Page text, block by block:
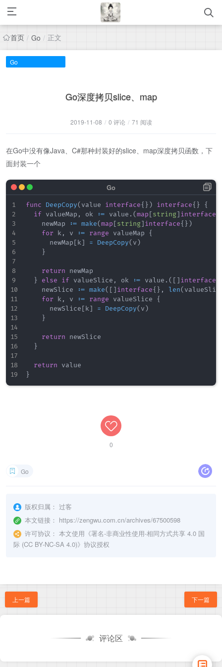
首页 / Go / 正文
Go
Go深度拷贝slice、map
2019-11-08 / 0 评论 / 71 阅读
在Go中没有像Java、C#那种封装好的slice、map深度拷贝函数，下
面封装一个
func DeepCopy( value interface{ } ) interface{ }
{
if valueMap , ok := value . (map [string] interface
		newMap
:= make(map [string] interface{ } )
for k, v := range valueMap {
			newMap
[ k] = DeepCopy( v )
}
return newMap
}
else if valueSlice , ok := value . ( [ ] interface
		newSlice
:= make( [ ] interface{ } , len(
for k, v := range valueSlice {
			newSlice
[ k] = DeepCopy( v )
}
return newSlice
}
return
}
0
Go
版权归属： 过客
本文链接： https://zengwu.com.cn/archives/67500598
许可协议： 本文使用《署名-非商业性使用-相同方式共享 4.0 国
际 (CC BY-NC-SA 4.0)》协议授权
上一篇 下一篇
评论区